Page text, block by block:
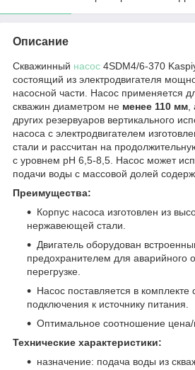
Описание
Скважинный насос 4SDM4/6-370
состоящий из электродвигателя
насосной части. Насос применяется
скважин диаметром не менее 110 мм
других резервуаров вертикального
насоса с электродвигателем
стали и рассчитан на
с уровнем pH 6,5-8,5. Насос может
подачи воды с массовой долей
Преимущества:
Корпус насоса изготовлен из
нержавеющей стали.
Двигатель оборудован
предохранителем для аварийного
перегрузке.
Насос поставляется в комплекте
подключения к источнику питания.
Оптимальное соотношение цена/
Технические характеристики:
назначение: подача воды из